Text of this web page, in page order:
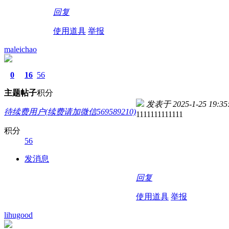
回复
使用道具 举报
maleichao
0
主题
16
帖子
56
积分
待续费用户(续费请加微信569589210)
积分
56
发消息
发表于 2025-1-25
1111111111111
回复
使用道具 举报
lihugood